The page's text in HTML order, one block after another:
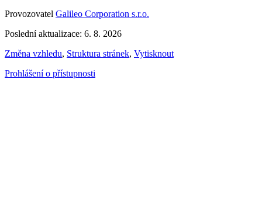
Provozovatel Galileo Corporation s.r.o.
Poslední aktualizace: 6. 8. 2026
Změna vzhledu, Struktura stránek, Vytisknout
Prohlášení o přístupnosti